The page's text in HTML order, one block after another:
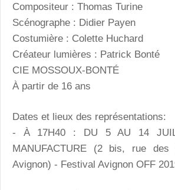
Compositeur : Thomas Turine
Scénographe : Didier Payen
Costumière : Colette Huchard
Créateur lumières : Patrick Bonté
CIE MOSSOUX-BONTÉ
À partir de 16 ans
Dates et lieux des représentations:
- À 17H40 : DU 5 AU 14
MANUFACTURE (2 bis, rue
Avignon) - Festival Avignon OFF